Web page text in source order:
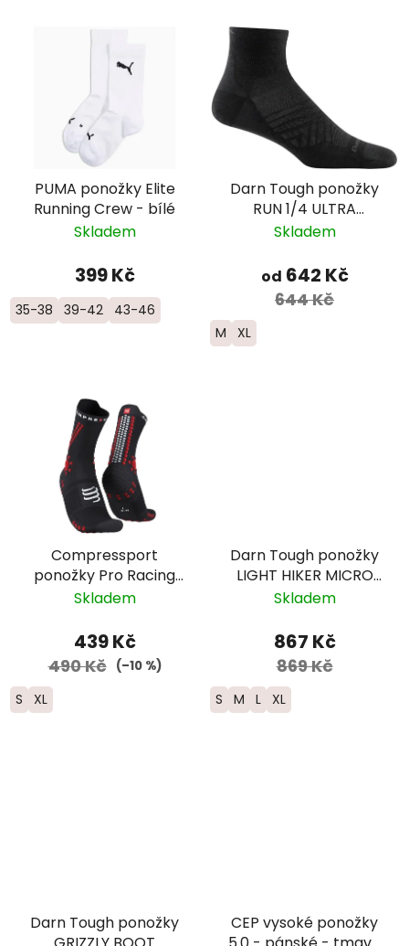
PUMA ponožky Elite
Running Crew - bílé
Skladem
399 Kč
35-38 39-42 43-46
Darn Tough ponožky
RUN 1/4 ULTRA
Lightweight Merino -
Skladem
od 642 Kč
644 Kč
M XL
Compressport
ponožky Pro Racing
Trail - černá/červená
Skladem
439 Kč
490 Kč (–10 %)
S XL
Darn Tough ponožky
LIGHT HIKER MICRO
CREW Lightweight
pánské - modré/šedé
Skladem
867 Kč
869 Kč
S M L XL
Darn Tough ponožky
CEP vysoké ponožky